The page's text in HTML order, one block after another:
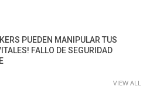
PUEDEN MANIPULAR TUS
FALLO DE SEGURIDAD
VIEW ALL